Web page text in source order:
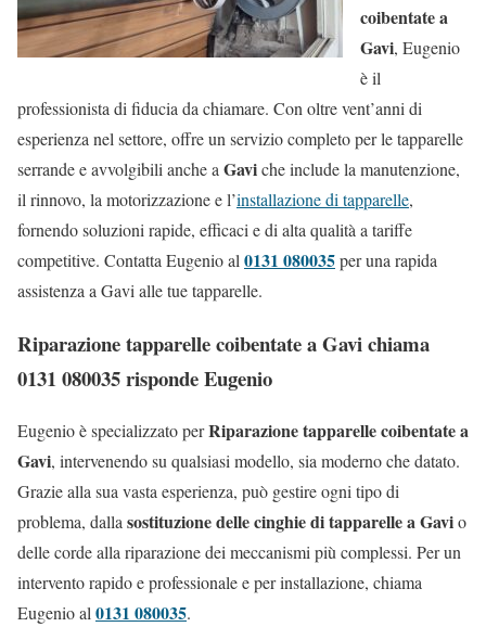
coibentate a
Gavi, Eugenio
è il
professionista di fiducia da chiamare. Con oltre vent’anni di
esperienza nel settore, offre un servizio completo per le tapparelle
serrande e avvolgibili anche a Gaviche include la manutenzione,
il rinnovo, la motorizzazione e l’installazione di tapparelle,
fornendo soluzioni rapide, efficaci e di alta qualità a tariffe
competitive. Contatta Eugenio al 0131 080035per una rapida
assistenza a Gavi alle tue tapparelle.
Riparazione tapparelle coibentate a Gavi chiama
0131 080035 risponde Eugenio
Eugenio è specializzato perRiparazione tapparelle coibentate a
Gavi, intervenendo su qualsiasi modello, sia moderno che datato.
Grazie alla sua vasta esperienza, può gestire ogni tipo di
problema, dallasostituzione delle cinghie di tapparelle a Gavio
delle corde alla riparazione dei meccanismi più complessi. Per un
intervento rapido e professionale e per installazione, chiama
Eugenio al0131 080035.